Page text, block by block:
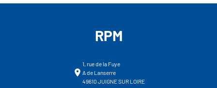
RPM
1, rue de la Fuye
A de Lanserre
49610 JUIGNE SUR LOIRE